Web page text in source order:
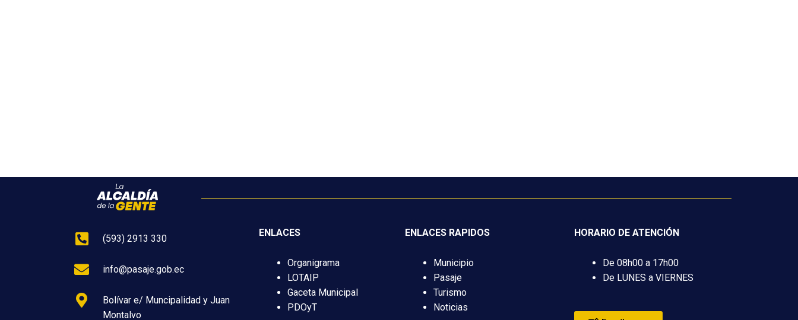
(593) 2913 330
info@pasaje.gob.ec
Bolívar e/ Muncipalidad y Juan
Montalvo
ENLACES
Organigrama
LOTAIP
Gaceta Municipal
PDOyT
ENLACES RAPIDOS
Municipio
Pasaje
Turismo
Noticias
HORARIO DE ATENCIÓN
De 08h00 a 17h00
De LUNES a VIERNES
Copyright © 2026 Municipio de Pasaje | Design by Tecnologías de la Información y Las Comunicaciones